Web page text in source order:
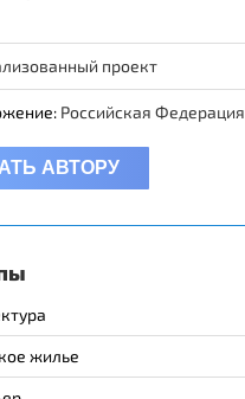
проект
Российская Федерация
АВТОРУ
жилье